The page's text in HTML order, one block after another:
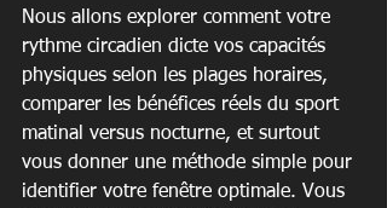
Nous allons explorer comment votre
rythme circadien dicte vos capacités
physiques selon les plages horaires,
comparer les bénéfices réels du sport
matinal versus nocturne, et surtout
vous donner une méthode simple pour
identifier votre fenêtre optimale. Vous